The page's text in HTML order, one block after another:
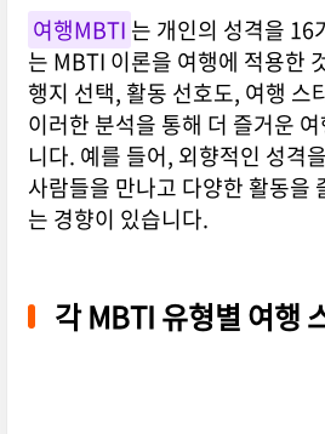
여행MBTI 는 개인의 성격을 16
는 MBTI 이론을 여행에 적용한
행지 선택, 활동 선호도, 여행 스
이러한 분석을 통해 더 즐거운
니다. 예를 들어, 외향적인 성격
사람들을 만나고 다양한 활동을
는 경향이 있습니다.
각 MBTI 유형별 여행